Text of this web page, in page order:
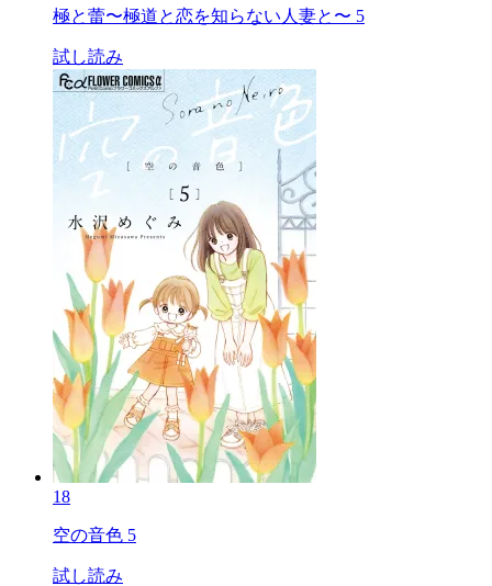
極と蕾〜極道と恋を知らない人妻と〜 5
試し読み
18
空の音色 5
試し読み